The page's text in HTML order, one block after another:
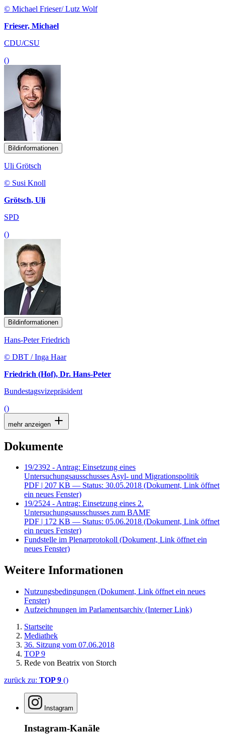
© Michael Frieser/ Lutz Wolf
Frieser, Michael
CDU/CSU
()
Bildinformationen
Uli Grötsch
© Susi Knoll
Grötsch, Uli
SPD
()
Bildinformationen
Hans-Peter Friedrich
© DBT / Inga Haar
Friedrich (Hof), Dr. Hans-Peter
Bundestagsvizepräsident
()
mehr anzeigen
Dokumente
19/2392 - Antrag: Einsetzung eines
Untersuchungsausschusses Asyl- und Migrationspolitik
PDF | 207 KB — Status: 30.05.2018 (Dokument, Link öffnet
ein neues Fenster)
19/2524 - Antrag: Einsetzung eines 2.
Untersuchungsausschusses zum BAMF
PDF | 172 KB — Status: 05.06.2018 (Dokument, Link öffnet
ein neues Fenster)
Fundstelle im Plenarprotokoll (Dokument, Link öffnet ein
neues Fenster)
Weitere Informationen
Nutzungsbedingungen (Dokument, Link öffnet ein neues
Fenster)
Aufzeichnungen im Parlamentsarchiv (Interner Link)
Startseite
Mediathek
36. Sitzung vom 07.06.2018
TOP 9
Rede von Beatrix von Storch
zurück zu: TOP 9 ()
Instagram
Instagram-Kanäle